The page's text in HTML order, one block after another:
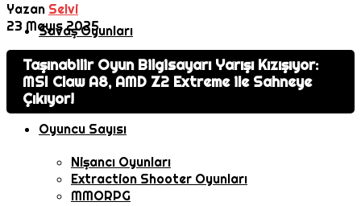
Savaş Oyunları
MMORPG
Oyuncu Sayısı
Nişancı Oyunları
Extraction Shooter Oyunları
MMORPG
Yazan Selvi
23 Mayıs 2025
Taşınabilir Oyun Bilgisayarı Yarışı Kızışıyor:
MSI Claw A8, AMD Z2 Extreme ile Sahneye
Çıkıyor!